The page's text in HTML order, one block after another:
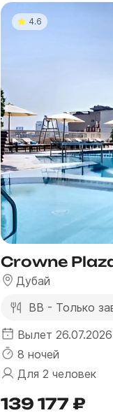
4.6
Crowne
Дубай
BB - Только
Вылет 26.07.2026
8 ночей
Для 2 человек
139 177 ₽